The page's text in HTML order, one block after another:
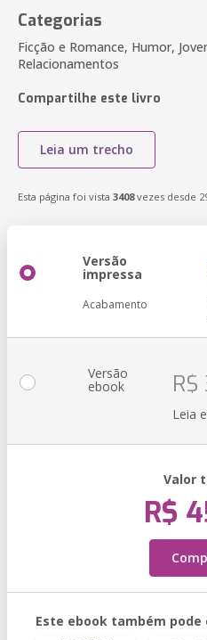
Categorias
Ficção e Romance, Humor,
Relacionamentos
Compartilhe este livro
Leia um trecho
Esta página foi vista 3408vezes desde
Versão
impressa
Acabamento
Versão
ebook R$
Leia
Valor
R$
Este ebook também pode